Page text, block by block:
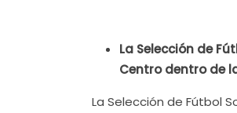
La Selección de
Centro dentro de
La Selección de Fútbol